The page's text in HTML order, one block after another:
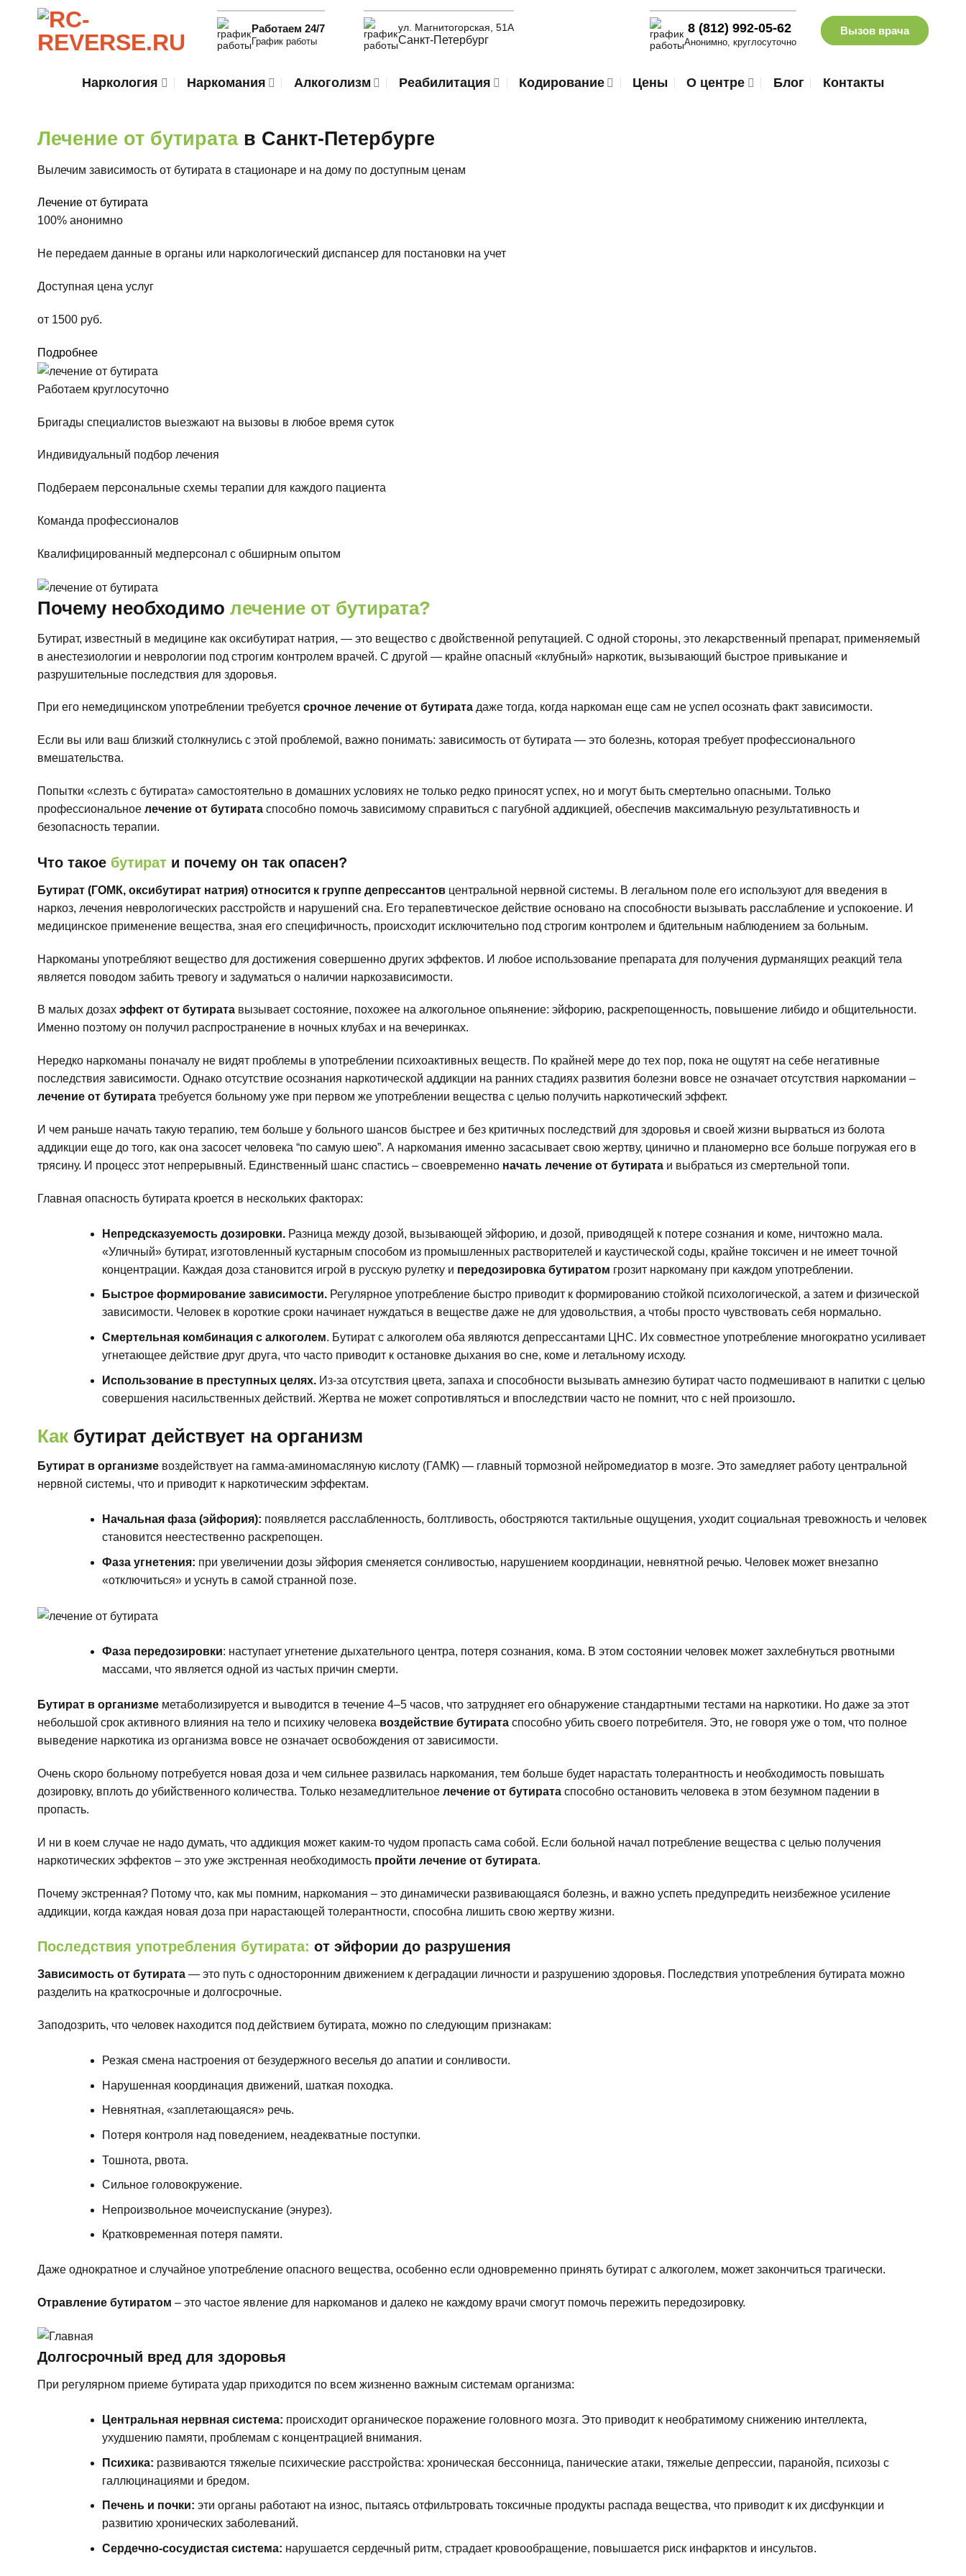
Работаем 24/7
График работы
ул. Магнитогорская, 51А
Санкт-Петербург
8 (812) 992-05-62
Анонимно, круглосуточно
Вызов врача
Наркология Наркомания Алкоголизм Реабилитация Кодирование Цены О центре Блог Контакты
Лечение от бутиратав Санкт-Петербурге
Вылечим зависимость от бутирата в стационаре и на дому по доступным ценам
Лечение от бутирата
100% анонимно
Не передаем данные в органы или наркологический диспансер для постановки на учет
Доступная цена услуг
от 1500 руб.
Подробнее
Работаем круглосуточно
Бригады специалистов выезжают на вызовы в любое время суток
Индивидуальный подбор лечения
Подбераем персональные схемы терапии для каждого пациента
Команда профессионалов
Квалифицированный медперсонал с обширным опытом
Почему необходимо лечение от бутирата?
Бутират, известный в медицине как оксибутират натрия, — это вещество с двойственной репутацией. С одной стороны, это лекарственный препарат, применяемый
в анестезиологии и неврологии под строгим контролем врачей. С другой — крайне опасный «клубный» наркотик, вызывающий быстрое привыкание и
разрушительные последствия для здоровья.
При его немедицинском употреблении требуется срочное лечение от бутирата даже тогда, когда наркоман еще сам не успел осознать факт зависимости.
Если вы или ваш близкий столкнулись с этой проблемой, важно понимать: зависимость от бутирата — это болезнь, которая требует профессионального
вмешательства.
Попытки «слезть с бутирата» самостоятельно в домашних условиях не только редко приносят успех, но и могут быть смертельно опасными. Только
профессиональное лечение от бутирата способно помочь зависимому справиться с пагубной аддикцией, обеспечив максимальную результативность и
безопасность терапии.
Что такое бутират и почему он так опасен?
Бутират (ГОМК, оксибутират натрия) относится к группе депрессантов центральной нервной системы. В легальном поле его используют для введения в
наркоз, лечения неврологических расстройств и нарушений сна. Его терапевтическое действие основано на способности вызывать расслабление и успокоение. И
медицинское применение вещества, зная его специфичность, происходит исключительно под строгим контролем и бдительным наблюдением за больным.
Наркоманы употребляют вещество для достижения совершенно других эффектов. И любое использование препарата для получения дурманящих реакций тела
является поводом забить тревогу и задуматься о наличии наркозависимости.
В малых дозах эффект от бутирата вызывает состояние, похожее на алкогольное опьянение: эйфорию, раскрепощенность, повышение либидо и общительности.
Именно поэтому он получил распространение в ночных клубах и на вечеринках.
Нередко наркоманы поначалу не видят проблемы в употреблении психоактивных веществ. По крайней мере до тех пор, пока не ощутят на себе негативные
последствия зависимости. Однако отсутствие осознания наркотической аддикции на ранних стадиях развития болезни вовсе не означает отсутствия наркомании –
лечение от бутирата требуется больному уже при первом же употреблении вещества с целью получить наркотический эффект.
И чем раньше начать такую терапию, тем больше у больного шансов быстрее и без критичных последствий для здоровья и своей жизни вырваться из болота
аддикции еще до того, как она засосет человека “по самую шею”. А наркомания именно засасывает свою жертву, цинично и планомерно все больше погружая его в
трясину. И процесс этот непрерывный. Единственный шанс спастись – своевременно начать лечение от бутирата и выбраться из смертельной топи.
Главная опасность бутирата кроется в нескольких факторах:
Непредсказуемость дозировки. Разница между дозой, вызывающей эйфорию, и дозой, приводящей к потере сознания и коме, ничтожно мала.
«Уличный» бутират, изготовленный кустарным способом из промышленных растворителей и каустической соды, крайне токсичен и не имеет точной
концентрации. Каждая доза становится игрой в русскую рулетку и передозировка бутиратом грозит наркоману при каждом употреблении.
Быстрое формирование зависимости. Регулярное употребление быстро приводит к формированию стойкой психологической, а затем и физической
зависимости. Человек в короткие сроки начинает нуждаться в веществе даже не для удовольствия, а чтобы просто чувствовать себя нормально.
Смертельная комбинация с алкоголем. Бутират с алкоголем оба являются депрессантами ЦНС. Их совместное употребление многократно усиливает
угнетающее действие друг друга, что часто приводит к остановке дыхания во сне, коме и летальному исходу.
Использование в преступных целях. Из-за отсутствия цвета, запаха и способности вызывать амнезию бутират часто подмешивают в напитки с целью
совершения насильственных действий. Жертва не может сопротивляться и впоследствии часто не помнит, что с ней произошло.
Как бутират действует на организм
Бутират в организме воздействует на гамма-аминомасляную кислоту (ГАМК) — главный тормозной нейромедиатор в мозге. Это замедляет работу центральной
нервной системы, что и приводит к наркотическим эффектам.
Начальная фаза (эйфория): появляется расслабленность, болтливость, обостряются тактильные ощущения, уходит социальная тревожность и человек
становится неестественно раскрепощен.
Фаза угнетения: при увеличении дозы эйфория сменяется сонливостью, нарушением координации, невнятной речью. Человек может внезапно
«отключиться» и уснуть в самой странной позе.
Фаза передозировки: наступает угнетение дыхательного центра, потеря сознания, кома. В этом состоянии человек может захлебнуться рвотными
массами, что является одной из частых причин смерти.
Бутират в организме метаболизируется и выводится в течение 4–5 часов, что затрудняет его обнаружение стандартными тестами на наркотики. Но даже за этот
небольшой срок активного влияния на тело и психику человека воздействие бутирата способно убить своего потребителя. Это, не говоря уже о том, что полное
выведение наркотика из организма вовсе не означает освобождения от зависимости.
Очень скоро больному потребуется новая доза и чем сильнее развилась наркомания, тем больше будет нарастать толерантность и необходимость повышать
дозировку, вплоть до убийственного количества. Только незамедлительное лечение от бутирата способно остановить человека в этом безумном падении в
пропасть.
И ни в коем случае не надо думать, что аддикция может каким-то чудом пропасть сама собой. Если больной начал потребление вещества с целью получения
наркотических эффектов – это уже экстренная необходимость пройти лечение от бутирата.
Почему экстренная? Потому что, как мы помним, наркомания – это динамически развивающаяся болезнь, и важно успеть предупредить неизбежное усиление
аддикции, когда каждая новая доза при нарастающей толерантности, способна лишить свою жертву жизни.
Последствия употребления бутирата: от эйфории до разрушения
Зависимость от бутирата — это путь с односторонним движением к деградации личности и разрушению здоровья. Последствия употребления бутирата можно
разделить на краткосрочные и долгосрочные.
Заподозрить, что человек находится под действием бутирата, можно по следующим признакам:
Резкая смена настроения от безудержного веселья до апатии и сонливости.
Нарушенная координация движений, шаткая походка.
Невнятная, «заплетающаяся» речь.
Потеря контроля над поведением, неадекватные поступки.
Тошнота, рвота.
Сильное головокружение.
Непроизвольное мочеиспускание (энурез).
Кратковременная потеря памяти.
Даже однократное и случайное употребление опасного вещества, особенно если одновременно принять бутират с алкоголем, может закончиться трагически.
Отравление бутиратом – это частое явление для наркоманов и далеко не каждому врачи смогут помочь пережить передозировку.
Долгосрочный вред для здоровья
При регулярном приеме бутирата удар приходится по всем жизненно важным системам организма:
Центральная нервная система: происходит органическое поражение головного мозга. Это приводит к необратимому снижению интеллекта,
ухудшению памяти, проблемам с концентрацией внимания.
Психика: развиваются тяжелые психические расстройства: хроническая бессонница, панические атаки, тяжелые депрессии, паранойя, психозы с
галлюцинациями и бредом.
Печень и почки: эти органы работают на износ, пытаясь отфильтровать токсичные продукты распада вещества, что приводит к их дисфункции и
развитию хронических заболеваний.
Сердечно-сосудистая система: нарушается сердечный ритм, страдает кровообращение, повышается риск инфарктов и инсультов.